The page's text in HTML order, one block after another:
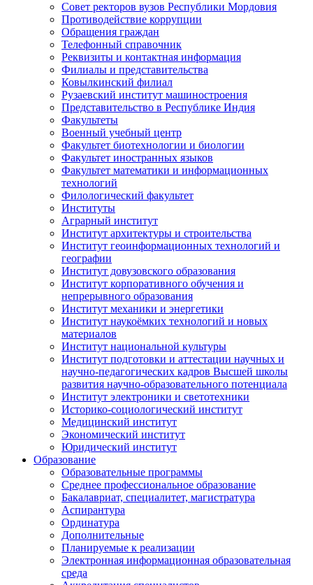
Совет ректоров вузов Республики Мордовия
Противодействие коррупции
Обращения граждан
Телефонный справочник
Реквизиты и контактная информация
Филиалы и представительства
Ковылкинский филиал
Рузаевский институт машиностроения
Представительство в Республике Индия
Факультеты
Военный учебный центр
Факультет биотехнологии и биологии
Факультет иностранных языков
Факультет математики и информационных
технологий
Филологический факультет
Институты
Аграрный институт
Институт архитектуры и строительства
Институт геоинформационных технологий и
географии
Институт довузовского образования
Институт корпоративного обучения и
непрерывного образования
Институт механики и энергетики
Институт наукоёмких технологий и новых
материалов
Институт национальной культуры
Институт подготовки и аттестации научных и
научно-педагогических кадров Высшей школы
развития научно-образовательного потенциала
Институт электроники и светотехники
Историко-социологический институт
Медицинский институт
Экономический институт
Юридический институт
Образование
Образовательные программы
Среднее профессиональное образование
Бакалавриат, специалитет, магистратура
Аспирантура
Ординатура
Дополнительные
Планируемые к реализации
Электронная информационная образовательная
среда